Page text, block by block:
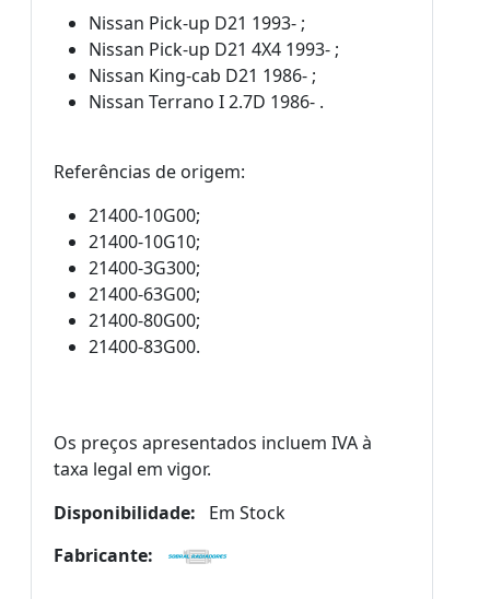
Nissan Pick-up D21 1993- ;
Nissan Pick-up D21 4X4 1993- ;
Nissan King-cab D21 1986- ;
Nissan Terrano I 2.7D 1986- .
Referências de origem:
21400-10G00;
21400-10G10;
21400-3G300;
21400-63G00;
21400-80G00;
21400-83G00.
Os preços apresentados incluem IVA à
taxa legal em vigor.
Disponibilidade:
Em Stock
Fabricante: